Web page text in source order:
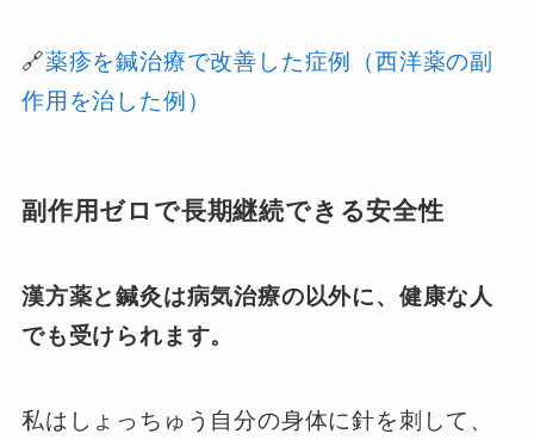
🔗薬疹を鍼治療で改善した症例（西洋薬の副
作用を治した例）
副作用ゼロで長期継続できる安全性
漢方薬と鍼灸は病気治療の以外に、健康な人
でも受けられます。
私はしょっちゅう自分の身体に針を刺して、